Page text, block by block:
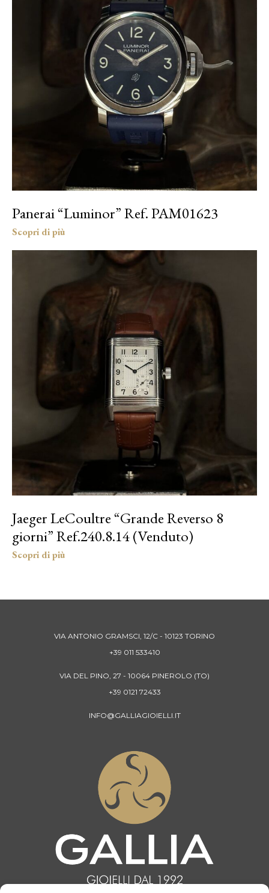
Panerai “Luminor” Ref. PAM01623
Jaeger LeCoultre “Grande Reverso 8
giorni” Ref.240.8.14 (Venduto)
VIA ANTONIO GRAMSCI, 12/C - 10123 TORINO
+39 011 533410
VIA DEL PINO, 27 - 10064 PINEROLO (TO)
+39 0121 72433
INFO@GALLIAGIOIELLI.IT